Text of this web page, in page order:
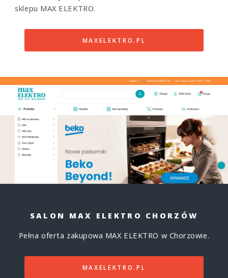
sklepu MAX ELEKTRO.
MAXELEKTRO.PL
SALON MAX ELEKTRO CHORZÓW
Pełna oferta zakupowa MAX ELEKTRO w Chorzowie.
MAXELEKTRO.PL